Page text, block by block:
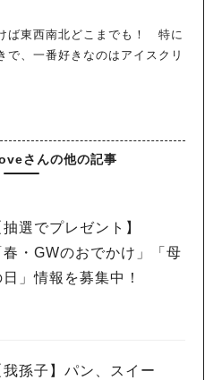
ば東西南北どこまでも！ 特に
で、一番好きなのはアイスクリ
さんの他の記事
抽選でプレゼント】
春・GWのおでかけ」「母
日」情報を募集中！
我孫子】パン、スイー